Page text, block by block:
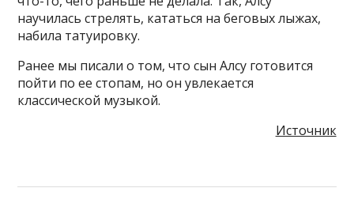
научилась стрелять, кататься на беговых лыжах,
набила татуировку.
Ранее мы писали о том, что сын Алсу готовится
пойти по ее стопам, но он увлекается
классической музыкой.
Источник